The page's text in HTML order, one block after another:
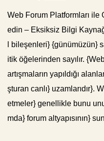
Web Forum Platformları
edin – Eksiksiz Bilgi
l bileşenleri} {günümüzün}
itik öğelerinden sayılır.
artışmaların yapıldığı
şturan canlı} uzamlarıdır}.
etmeler} genellikle bunu
mda} forum altyapısının}